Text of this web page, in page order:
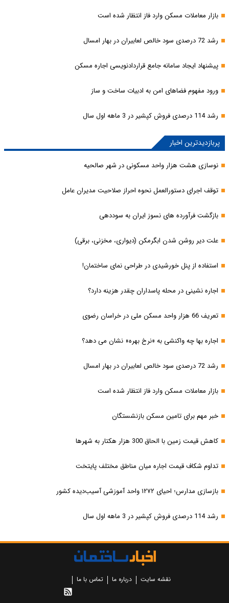
بازار معاملات مسکن وارد فاز انتظار شده است
رشد 72 درصدی سود خالص لعابیران در بهار امسال
پیشنهاد ایجاد سامانه جامع قراردادنویسی اجاره مسکن
ورود مفهوم فضاهای امن به ادبیات ساخت و ساز
رشد 114 درصدی فروش کپشیر در 3 ماهه اول سال
پربازدیدترین اخبار
نوسازی هشت هزار واحد مسکونی در شهر صالحیه
توقف اجرای دستورالعمل نحوه احراز صلاحیت مدیران عامل
بازگشت فرآورده های نسوز ایران به سوددهی
علت دیر روشن شدن ابگرمکن (دیواری، مخزنی، برقی)
استفاده از پنل خورشیدی در طراحی نمای ساختمان!
اجاره نشینی در محله پاسداران چقدر هزینه دارد؟
تعریف 66 هزار واحد مسکن ملی در خراسان رضوی
اجاره بها چه واکنشی به «نرخ بهره» نشان می دهد؟
رشد 72 درصدی سود خالص لعابیران در بهار امسال
بازار معاملات مسکن وارد فاز انتظار شده است
خبر مهم برای تامین مسکن بازنشستگان
کاهش قیمت زمین با الحاق 300 هزار هکتار به شهرها
تداوم شکاف قیمت اجاره میان مناطق مختلف پایتخت
بازسازی مدارس؛ احیای ۱۲۷۲ واحد آموزشی آسیب‌دیده کشور
رشد 114 درصدی فروش کپشیر در 3 ماهه اول سال
نقشه سایت درباره ما تماس با ما